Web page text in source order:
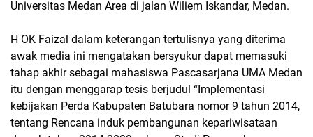
Universitas Medan Area di jalan Wiliem Iskandar, Medan.
H OK Faizal dalam keterangan tertulisnya yang diterima
awak media ini mengatakan bersyukur dapat memasuki
tahap akhir sebagai mahasiswa Pascasarjana UMA Medan
itu dengan menggarap tesis berjudul “Implementasi
kebijakan Perda Kabupaten Batubara nomor 9 tahun 2014,
tentang Rencana induk pembangunan kepariwisataan